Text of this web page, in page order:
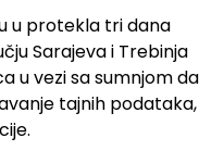
u protekla tri dana
Sarajeva i Trebinja
u vezi sa sumnjom da
tajnih podataka,